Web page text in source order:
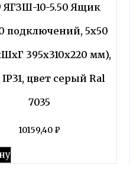
ЯГЗШ-10-5.50 Ящик
подключений, 5х50
395х310х220 мм),
IP31, цвет серый Ral
7035
10159,40 ₽